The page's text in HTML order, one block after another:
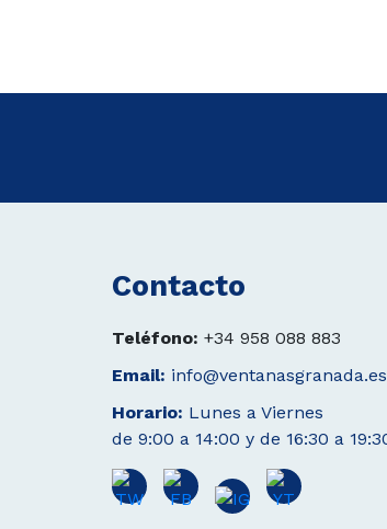
Contacto
Teléfono: +34 958 088 883
Email: info@ventanasgranada.es
Horario: Lunes a Viernes
de 9:00 a 14:00 y de 16:30 a